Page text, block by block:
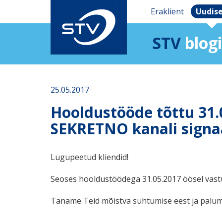
Eraklient
STV blogi
25.05.2017
Hooldustööde tõttu
SEKRETNO kanali
Lugupeetud kliendid!
Seoses hooldustöödega 31.05.2017 öösel
Täname Teid mõistva suhtumise eest ja